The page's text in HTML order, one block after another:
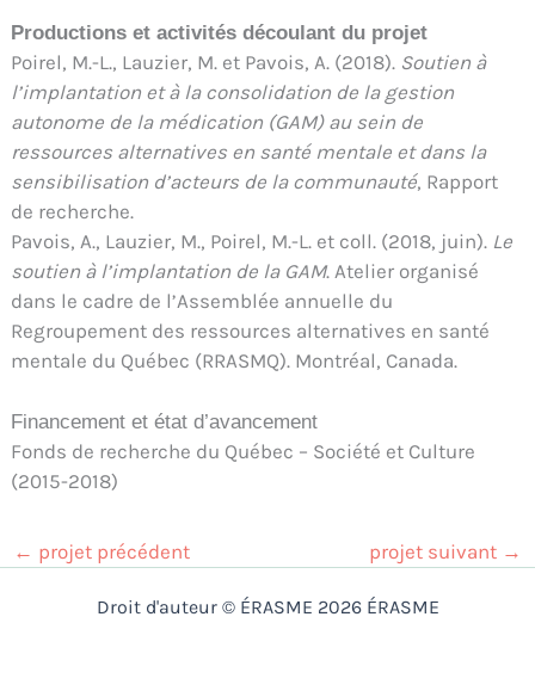
Productions et activités découlant du projet
Poirel, M.-L., Lauzier, M. et Pavois, A. (2018). Soutien à
l’implantation et à la consolidation de la gestion
autonome de la médication (GAM) au sein de
ressources alternatives en santé mentale et dans la
sensibilisation d’acteurs de la communauté, Rapport
de recherche.
Pavois, A., Lauzier, M., Poirel, M.-L. et coll. (2018, juin). Le
soutien à l’implantation de la GAM. Atelier organisé
dans le cadre de l’Assemblée annuelle du
Regroupement des ressources alternatives en santé
mentale du Québec (RRASMQ). Montréal, Canada.
Financement et état d’avancement
Fonds de recherche du Québec – Société et Culture
(2015-2018)
← projet précédent projet suivant →
Droit d'auteur © ÉRASME 2026 ÉRASME